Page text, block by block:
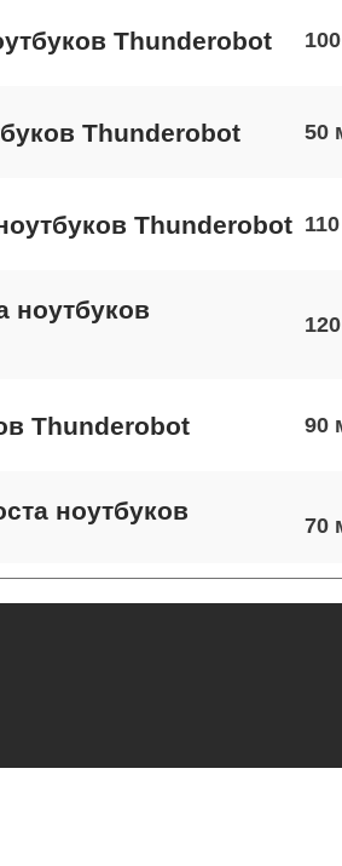
Thunderobot 100
Thunderobot 50
Thunderobot 110
ноутбуков
120
Thunderobot 90
ноутбуков
70